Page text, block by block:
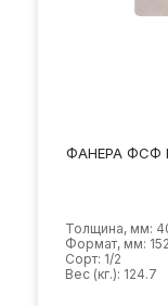
ФАНЕРА ФСФ
Толщина, мм:
Формат, мм:
Сорт: 1/2
Вес (кг.): 124.7